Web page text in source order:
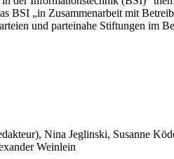
BSI „in Zusammenarbeit mit
und parteinahe Stiftungen im
Nina Jeglinski, Susanne
Weinlein